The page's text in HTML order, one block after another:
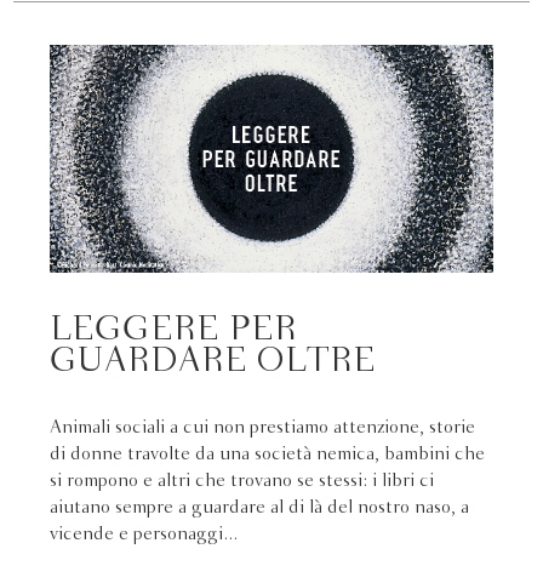
LEGGERE PER
GUARDARE OLTRE
Animali sociali a cui non prestiamo attenzione, storie
di donne travolte da una società nemica, bambini che
si rompono e altri che trovano se stessi: i libri ci
aiutano sempre a guardare al di là del nostro naso, a
vicende e personaggi...